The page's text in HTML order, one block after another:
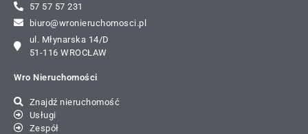
57 57 57 231
biuro@wronieruchomosci.pl
ul. Młynarska 14/D
51-116 WROCŁAW
Wro Nieruchomości
Znajdź nieruchomość
Usługi
Zespół